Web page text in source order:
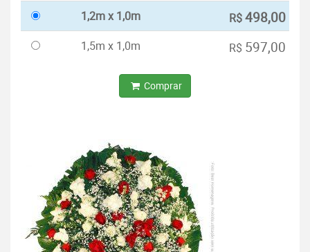
1,2m x 1,0m R$498,00
1,5m x 1,0m R$ 597,00
Comprar